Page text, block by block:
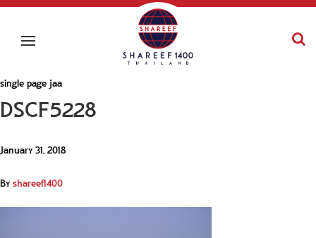
single page jaa
DSCF5228
January 31, 2018
Byshareef1400